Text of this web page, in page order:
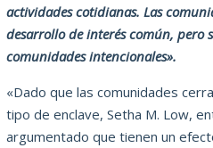
actividades cotidianas. Las
desarrollo de interés común, pero
comunidades intencionales».
«Dado que las comunidades
tipo de enclave, Setha M. Low,
argumentado que tienen un